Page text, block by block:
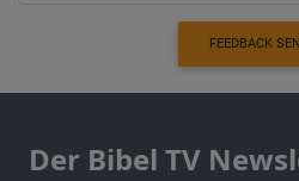
FEEDBACK
Der Bibel TV